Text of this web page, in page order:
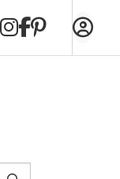
op
Instagram
op
Facebook
op
Pinterest